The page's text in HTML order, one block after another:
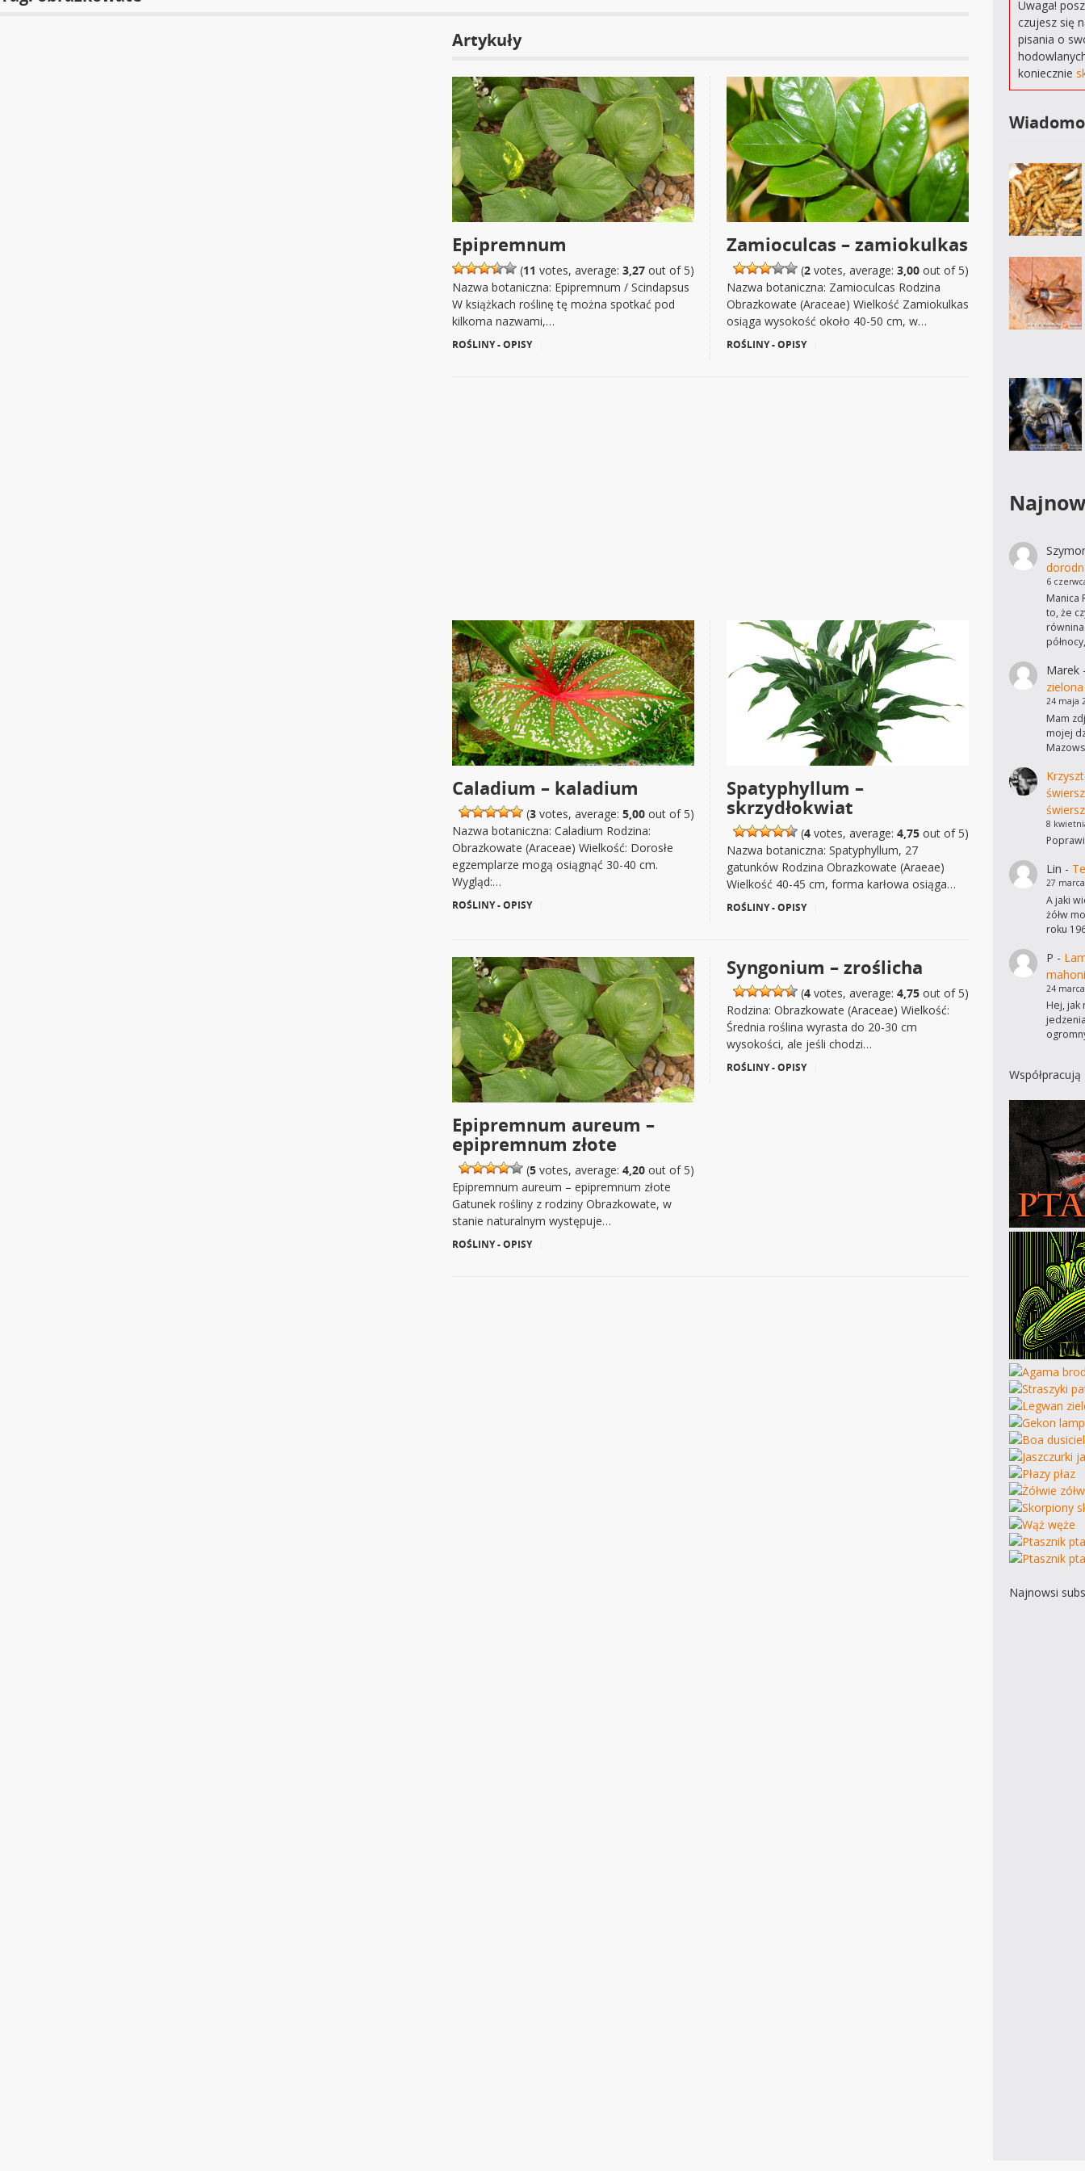
Artykuły
Epipremnum
(11 votes, average: 3,27 out of 5)
Nazwa botaniczna: Epipremnum / Scindapsus
W książkach roślinę tę można spotkać pod
kilkoma nazwami,…
ROŚLINY - OPISY
Zamioculcas – zamiokulkas
(2 votes, average: 3,00 out of 5)
Nazwa botaniczna: Zamioculcas Rodzina
Obrazkowate (Araceae) Wielkość Zamiokulkas
osiąga wysokość około 40-50 cm, w…
ROŚLINY - OPISY
Caladium – kaladium
(3 votes, average: 5,00 out of 5)
Nazwa botaniczna: Caladium Rodzina:
Obrazkowate (Araceae) Wielkość: Dorosłe
egzemplarze mogą osiągnąć 30-40 cm.
Wygląd:…
ROŚLINY - OPISY
Spatyphyllum –
skrzydłokwiat
(4 votes, average: 4,75 out of 5)
Nazwa botaniczna: Spatyphyllum, 27
gatunków Rodzina Obrazkowate (Araeae)
Wielkość 40-45 cm, forma karłowa osiąga…
ROŚLINY - OPISY
Epipremnum aureum –
epipremnum złote
(5 votes, average: 4,20 out of 5)
Epipremnum aureum – epipremnum złote
Gatunek rośliny z rodziny Obrazkowate, w
stanie naturalnym występuje…
ROŚLINY - OPISY
Syngonium – zroślicha
(4 votes, average: 4,75 out of 5)
Rodzina: Obrazkowate (Araceae) Wielkość:
Średnia roślina wyrasta do 20-30 cm
wysokości, ale jeśli chodzi…
ROŚLINY - OPISY
Uwaga!
czujesz się
pisania o
koniecznie
6
Manica
to, że
Marek
zielona
24 maja
Mam
mojej
8
Lin -
27
A jaki
żółw
roku
P -
24
Hej, jak
Najnowsi